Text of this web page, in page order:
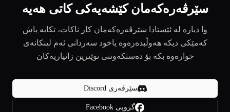
سێرڤەرەکەمان کێشەیەکی کاتی هەیە
وا دیارە لە ئێستادا سێرڤەرەکەمان کار ناکات، تکایە پاش
کەمێکی دیکە هەوڵبدەرەوە یاخود سەردانی ئەم لینکانەی
خوارەوە بکە بۆ دەستکەوتنی نوێترین زانیاریەکان
سێرڤەری Discord
گروپی Facebook